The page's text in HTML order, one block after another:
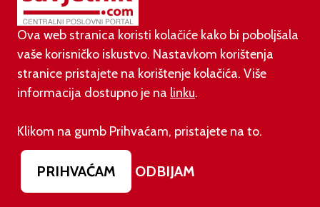
07.08.2026.
Pripremite se za velike promjene: Od siječnja 2027.
gasi se opcija na Gmailu koju koriste milijuni
07.08.2026.
Prije dva dana EU je uveo nova pravila za sve koji
03.08.2026.
Otvoren jedan od najvećih family hotela na
srednjem Jadranu
Ova web stranica koristi kolačiće kako bi poboljšala
vaše korisničko iskustvo. Nastavkom korištenja
stranice pristajete na korištenje kolačića. Više
informacija dostupno je na linku.
Klikom na gumb Prihvaćam, pristajete na to.
PRIHVAĆAM ODBIJAM